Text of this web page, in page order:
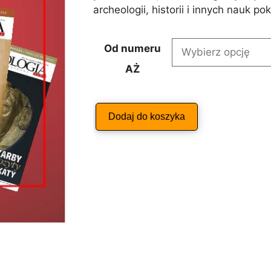
archeologii, historii i innych nauk
Od numeru
AŻ
ilość
Prenumerata
Dodaj do koszyka